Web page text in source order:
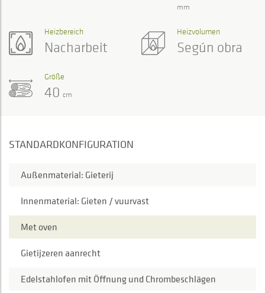
Heizvolumen
Según obra
Heizbereich
Nacharbeit
mm
Größe
40 cm
STANDARDKONFIGURATION
Außenmaterial: Gieterij
Innenmaterial: Gieten / vuurvast
Met oven
Gietijzeren aanrecht
Edelstahlofen mit Öffnung und Chrombeschlägen